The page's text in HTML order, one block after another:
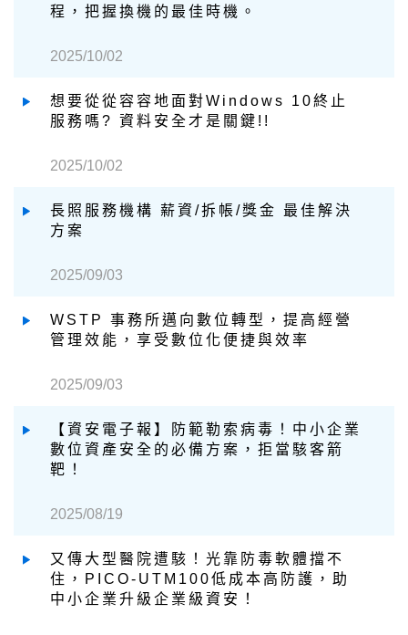
程，把握換機的最佳時機。
2025/10/02
想要從從容容地面對Windows 10終止
服務嗎? 資料安全才是關鍵!!
2025/10/02
長照服務機構 薪資/拆帳/獎金 最佳解決
方案
2025/09/03
WSTP 事務所邁向數位轉型，提高經營
管理效能，享受數位化便捷與效率
2025/09/03
【資安電子報】防範勒索病毒！中小企業
數位資產安全的必備方案，拒當駭客箭
靶！
2025/08/19
又傳大型醫院遭駭！光靠防毒軟體擋不
住，PICO-UTM100低成本高防護，助
中小企業升級企業級資安！